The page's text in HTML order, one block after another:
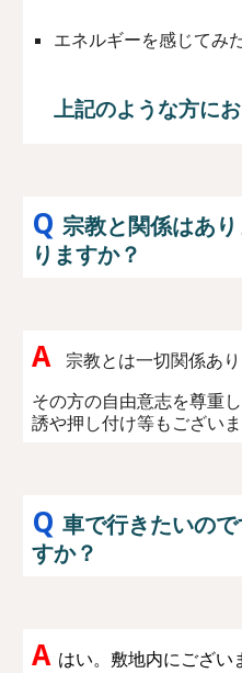
エネルギーを感じてみ
上記のような方に
Q 宗教と関係はあ
りますか？
A
宗教とは一切関係あり
その方の自由意志を尊重
誘や押し付け等もございま
Q 車で行きたいの
すか？
A はい。敷地内にござい